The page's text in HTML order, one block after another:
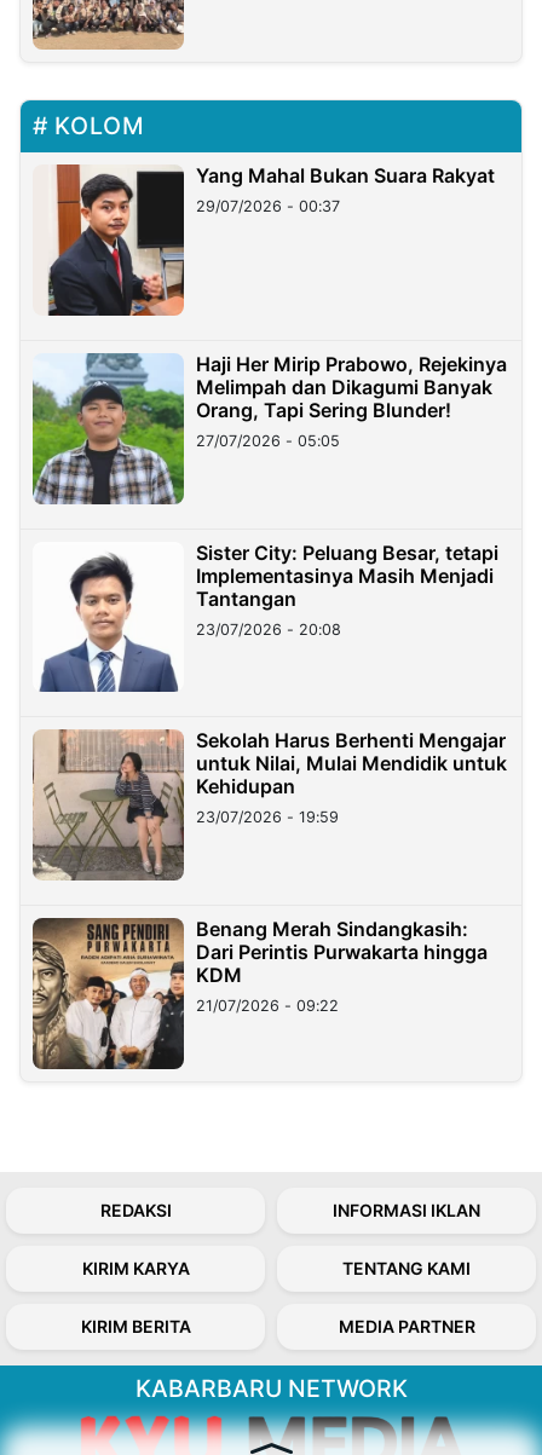
KOLOM
Yang Mahal Bukan Suara Rakyat
29/07/2026 - 00:37
Haji Her Mirip Prabowo, Rejekinya
Melimpah dan Dikagumi Banyak
Orang, Tapi Sering Blunder!
27/07/2026 - 05:05
Sister City: Peluang Besar, tetapi
Implementasinya Masih Menjadi
Tantangan
23/07/2026 - 20:08
Sekolah Harus Berhenti Mengajar
untuk Nilai, Mulai Mendidik untuk
Kehidupan
23/07/2026 - 19:59
Benang Merah Sindangkasih:
Dari Perintis Purwakarta hingga
KDM
21/07/2026 - 09:22
REDAKSI INFORMASI IKLAN
KIRIM KARYA TENTANG KAMI
KIRIM BERITA MEDIA PARTNER
KABARBARU NETWORK